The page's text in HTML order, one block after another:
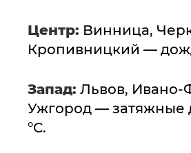
Центр: Винница,
Кропивницкий —
Запад: Львов, Ивано-
Ужгород — затяжные
°C.